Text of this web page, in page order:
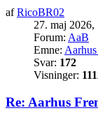
afRicoBR02
27. maj 2026,
Forum: AaB
Emne:
Svar: 172
Visninger:
Re: Aarhus